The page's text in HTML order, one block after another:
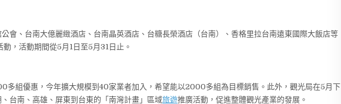
會、台南大億麗緻酒店、台南晶英酒店、台糖長榮酒店（台南）、香格里拉台南遠東國際大飯店等
，活動期間從5月1日至5月31日止。
多組優惠，今年擴大規模到40家業者加入，希望能以2000多組為目標銷售。此外，觀光局在5月下
台南、高雄、屏東到台東的「南灣計畫」區域旅遊推廣活動，促進整體觀光產業的發展。